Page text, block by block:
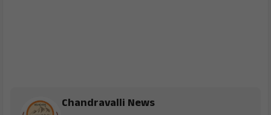
Chandravalli News